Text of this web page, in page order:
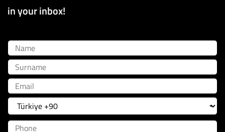
in your inbox!
Name
Surname
Email